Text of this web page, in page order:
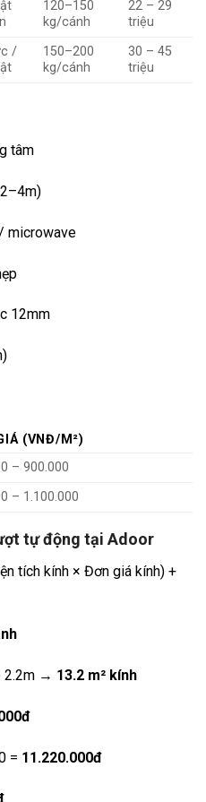
120–150
kg/cánh
22 – 29
triệu
/
150–200
kg/cánh
30 – 45
triệu
tâm
microwave
12mm
(VNĐ/M²)
– 900.000
– 1.100.000
tự động tại Adoor
tích kính × Đơn giá kính) +
2.2m → 13.2 m² kính
= 11.220.000đ